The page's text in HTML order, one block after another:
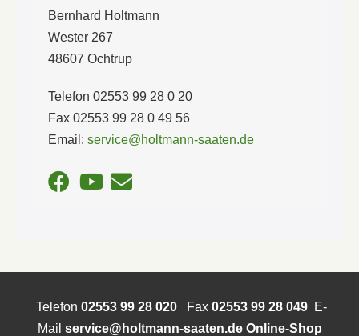
Bernhard Holtmann
Wester 267
48607 Ochtrup
Telefon 02553 99 28 0 20
Fax 02553 99 28 0 49 56
Email: service@holtmann-saaten.de
Telefon 02553 99 28 020Fax 02553 99 28 049E-
Mail service@holtmann-saaten.de Online-Shop